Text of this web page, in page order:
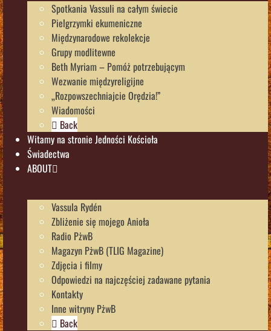
Spotkania Vassuli na całym świecie
Pielgrzymki ekumeniczne
Międzynarodowe rekolekcje
Grupy modlitewne
Beth Myriam – Pomóż potrzebującym
Wezwanie międzyreligijne
„Rozpowszechniajcie Orędzia!”
Wiadomości
Back
Witamy na stronie Jedności Kościoła
Świadectwa
ABOUT
Vassula Rydén
Zbliżenie się mojego Anioła
Radio PżwB
Magazyn PżwB (TLIG Magazine)
Zdjęcia i filmy
Odpowiedzi na najczęściej zadawane pytania
Kontakty
Inne witryny PżwB
Back